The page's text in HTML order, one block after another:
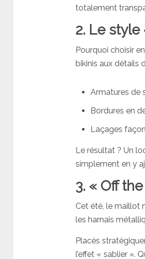
totalement
2. Le style
Pourquoi choisir
bikinis aux détails
Armatures de
Bordures en
Laçages
Le résultat ? Un
simplement en y
3. « Off
Cet été, le maillot
les harnais
Placés
l’effet « sablier ».